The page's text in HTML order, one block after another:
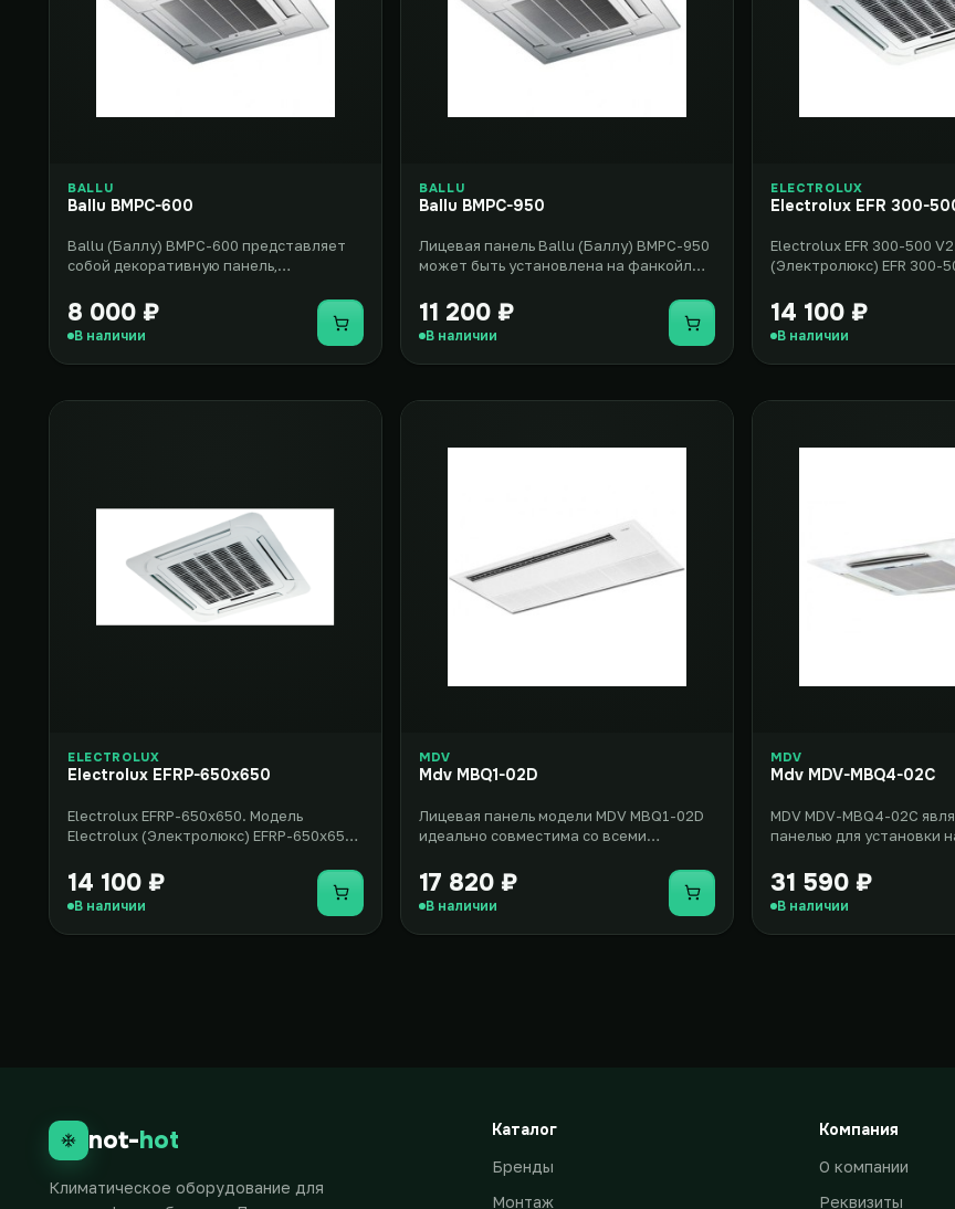
BALLU
Ballu BMPC-600
Ballu (Баллу) BMPC-600 представляет
собой декоративную панель,
касс..
8 000 ₽
В наличии Купить
BALLU
Ballu BMPC-950
Лицевая панель Ballu (Баллу) BMPC-950
может быть установлена на фанкойл
11 200 ₽
В наличии Купить
ELECTROLUX
Electrolux EFR 300-
Electrolux EFR 300-500
(Электролюкс) EFR 300-
14 100 ₽
В наличии
ELECTROLUX
Electrolux EFRP-650x650
Electrolux EFRP-650x650. Модель
Electrolux (Электролюкс) EFRP-650x650
14 100 ₽
В наличии Купить
MDV
Mdv MBQ1-02D
Лицевая панель модели MDV MBQ1-02D
идеально совместима со всеми
т..
17 820 ₽
В наличии Купить
MDV
Mdv MDV-MBQ4-02C
MDV MDV-MBQ4-02C
панелью для установки
31 590 ₽
В наличии
not-hot
Климатическое оборудование для
Каталог
Бренды
Монтаж
Компания
О компании
Реквизиты